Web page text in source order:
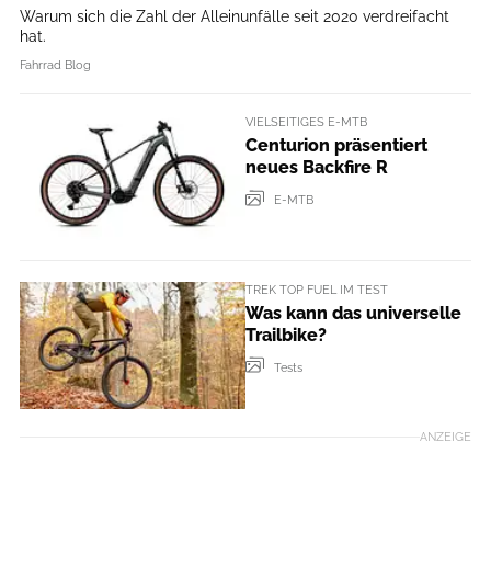
Warum sich die Zahl der Alleinunfälle seit 2020 verdreifacht
hat.
Fahrrad Blog
VIELSEITIGES E-MTB
Centurion präsentiert
neues Backfire R
E-MTB
TREK TOP FUEL IM TEST
Was kann das universelle
Trailbike?
Tests
ANZEIGE